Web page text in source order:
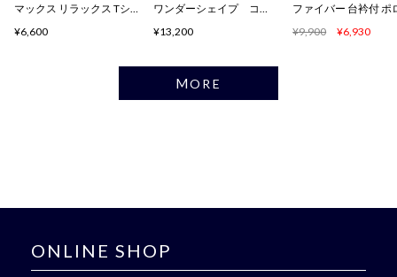
マックス リラックス Tシ
¥6,600
ワンダーシェイプ コン
¥13,200
ファイバー 台衿付 ポ
¥9,900 ¥6,930
MORE
ONLINE SHOP